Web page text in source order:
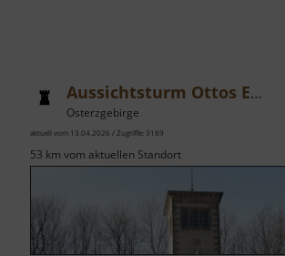
Aussichtsturm Ottos Eck
Osterzgebirge
aktuell vom 13.04.2026 / Zugriffe: 3189
53 km vom aktuellen Standort